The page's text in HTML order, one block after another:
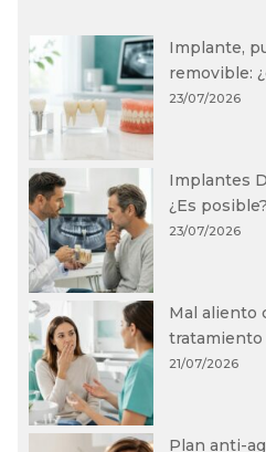
Implante,
removible:
23/07/2026
Implantes
¿Es
23/07/2026
Mal aliento
21/07/2026
Plan anti-